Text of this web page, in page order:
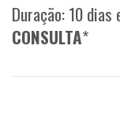
Duração: 10
CONSULTA*